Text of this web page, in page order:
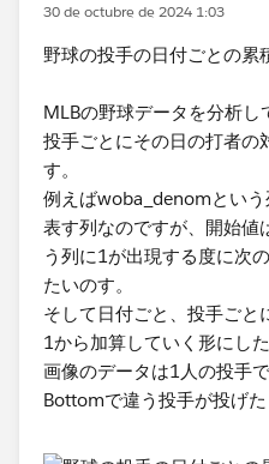
30 de octubre de 2024 1:03
野球の投手の日付ごとの累
MLBの野球データを分析し
投手ごとにその日の打者の
す。
例えばwoba_denomとい
表す列なのですが、開始
う列に1が出現する度に次
たいのす。
そして日付ごと、投手ごと
1から加算していく形にした
画像のデータは1人の投手
Bottomで違う投手が投げた